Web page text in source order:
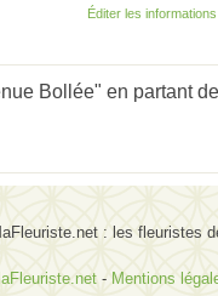
Éditer les
Bollée" en partant
: les fleuristes
- Mentions